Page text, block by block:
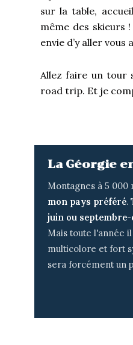
sur la table,
même des skieurs
envie d’y aller vous
Allez faire un tour
road trip. Et je
La Géorgie
Montagnes à 5 000
mon pays préféré.
juin ou
Mais toute l'année
multicolore et fort
sera forcément un